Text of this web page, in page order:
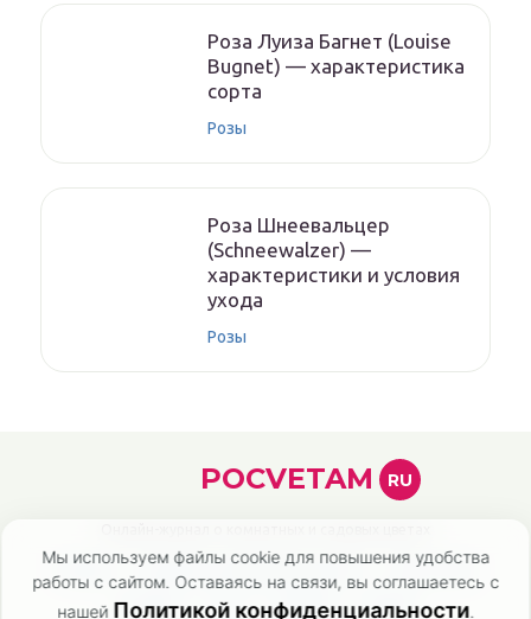
Роза Луиза Багнет (Louise
Bugnet) — характеристика
сорта
Розы
Роза Шнеевальцер
(Schneewalzer) —
характеристики и условия
ухода
Розы
Мы используем файлы cookie для повышения удобства
работы с сайтом. Оставаясь на связи, вы соглашаетесь с
нашей Политикой конфиденциальности.
POCVETAM RU
Политика конфиденциальности Карта сайта
Контакты О нас Эксперты Авторы